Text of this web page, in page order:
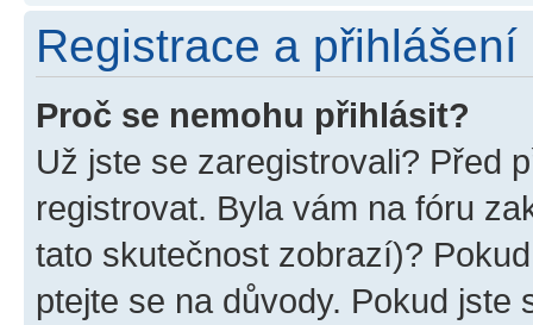
Registrace a přihlášení
Proč se nemohu přihlásit?
Už jste se zaregistrovali? Před
registrovat. Byla vám na fóru
tato skutečnost zobrazí)?
ptejte se na důvody. Pokud jste